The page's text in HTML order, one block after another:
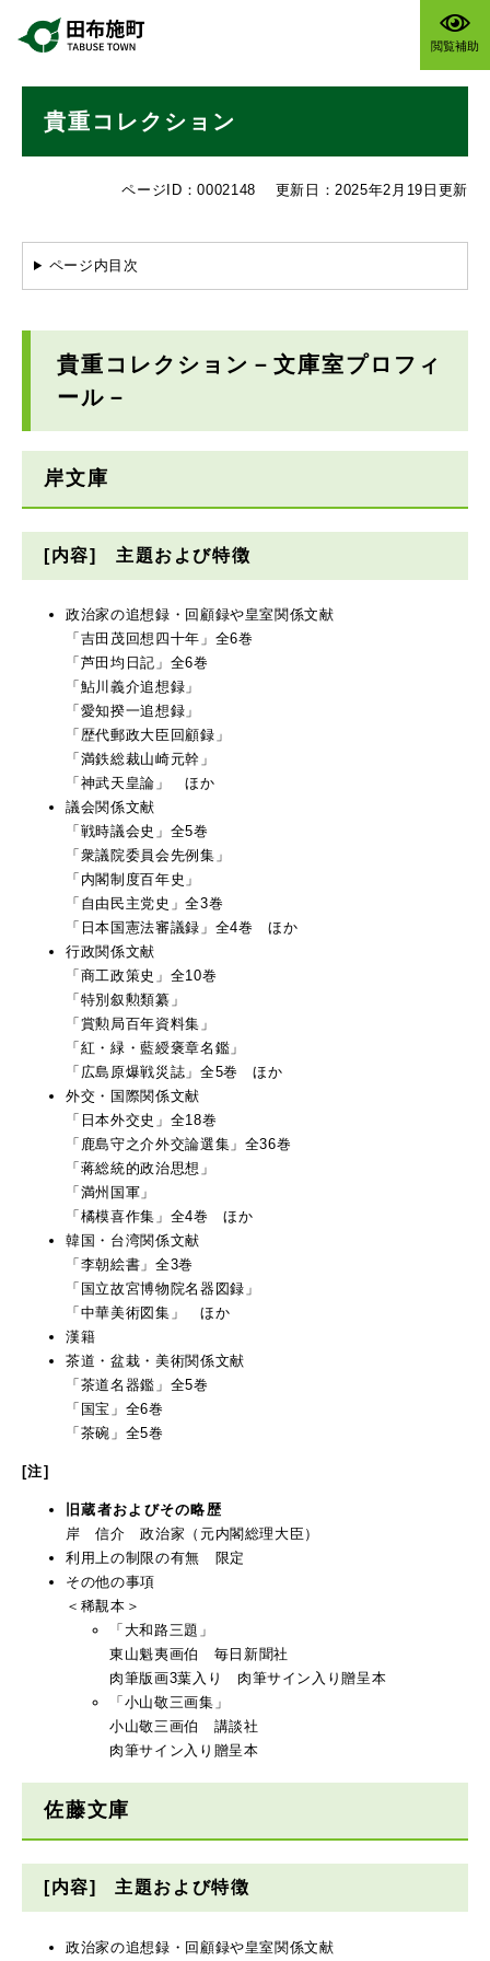
閲覧補助
貴重コレクション
ページID：0002148 更新日：2025年2月19日更新
ページ内目次
貴重コレクション－文庫室プロフィ
ール－
岸文庫
[内容] 主題および特徴
政治家の追想録・回顧録や皇室関係文献
「吉田茂回想四十年」全6巻
「芦田均日記」全6巻
「鮎川義介追想録」
「愛知揆一追想録」
「歴代郵政大臣回顧録」
「満鉄総裁山崎元幹」
「神武天皇論」 ほか
議会関係文献
「戦時議会史」全5巻
「衆議院委員会先例集」
「内閣制度百年史」
「自由民主党史」全3巻
「日本国憲法審議録」全4巻 ほか
行政関係文献
「商工政策史」全10巻
「特別叙勲類纂」
「賞勲局百年資料集」
「紅・緑・藍綬褒章名鑑」
「広島原爆戦災誌」全5巻 ほか
外交・国際関係文献
「日本外交史」全18巻
「鹿島守之介外交論選集」全36巻
「蒋総統的政治思想」
「満州国軍」
「橘模喜作集」全4巻 ほか
韓国・台湾関係文献
「李朝絵書」全3巻
「国立故宮博物院名器図録」
「中華美術図集」 ほか
漢籍
茶道・盆栽・美術関係文献
「茶道名器鑑」全5巻
「国宝」全6巻
「茶碗」全5巻
[注]
旧蔵者およびその略歴
岸 信介 政治家（元内閣総理大臣）
利用上の制限の有無 限定
その他の事項
＜稀覯本＞
「大和路三題」
東山魁夷画伯 毎日新聞社
肉筆版画3葉入り 肉筆サイン入り贈呈本
「小山敬三画集」
小山敬三画伯 講談社
肉筆サイン入り贈呈本
佐藤文庫
[内容] 主題および特徴
政治家の追想録・回顧録や皇室関係文献